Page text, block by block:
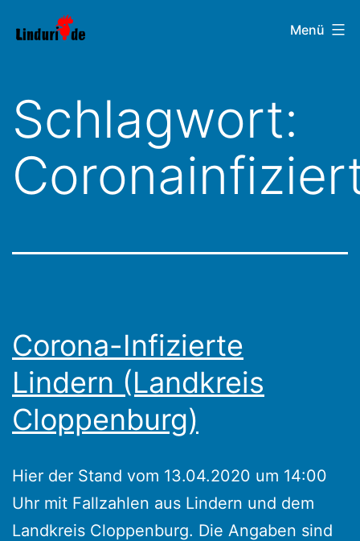
Inhalt
Linduri.de Menü
Schlagwort:
Corona-Infizierte
Lindern (Landkreis
Cloppenburg)
Hier der Stand vom 13.04.2020 um 14:00
Uhr mit Fallzahlen aus Lindern und dem
Landkreis Cloppenburg. Die Angaben sind